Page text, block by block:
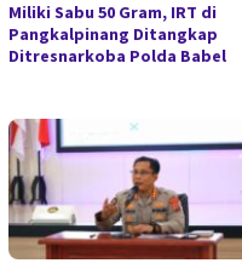
Miliki Sabu 50 Gram, IRT di
Pangkalpinang Ditangkap
Ditresnarkoba Polda Babel